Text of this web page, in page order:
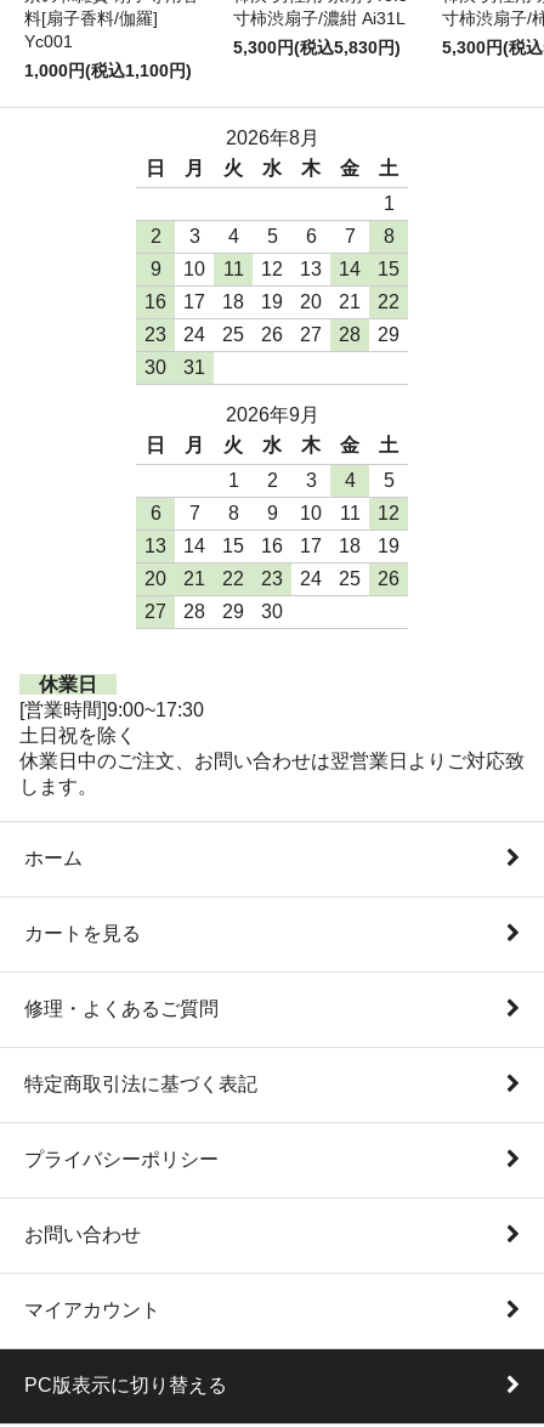
料[扇子香料/伽羅]
Yc001
1,000円(税込1,100円)
寸柿渋扇子/濃紺 Ai31L
5,300円(税込5,830円)
寸柿渋扇子/
5,300円(税
2026年8月
日
月 火 水 木 金
土
1
2
3 4 5 6 7
8
9
10 11 12 13 14
15
16
17 18 19 20 21
22
23
24 25 26 27 28
29
30
31
2026年9月
日
月 火 水 木 金
土
1
2 3 4
5
6
7 8 9 10 11
12
13
14 15 16 17 18
19
20
21 22 23 24 25
26
27
28 29 30
休業日
[営業時間]9:00~17:30
土日祝を除く
休業日中のご注文、お問い合わせは翌営業日よりご対応致
します。
ホーム
カートを見る
修理・よくあるご質問
特定商取引法に基づく表記
プライバシーポリシー
お問い合わせ
マイアカウント
PC版表示に切り替える